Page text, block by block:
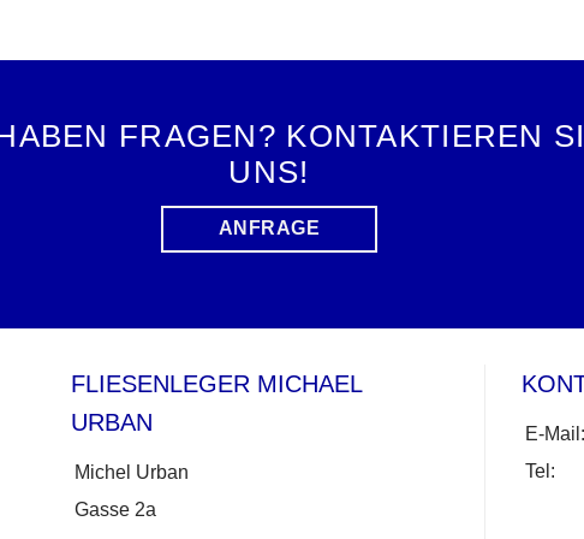
FRAGEN? KONTAKTIEREN
UNS!
ANFRAGE
FLIESENLEGER MICHAEL
URBAN
Michel Urban
Gasse 2a
E-Mail:
Tel: